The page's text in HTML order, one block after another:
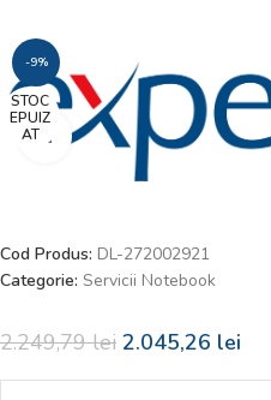
-9%
STOC
EPUIZ
AT
Faceți click pentru a mări
Cod Produs: DL-272002921
Categorie: Servicii Notebook
2.249,79lei 2.045,26 lei